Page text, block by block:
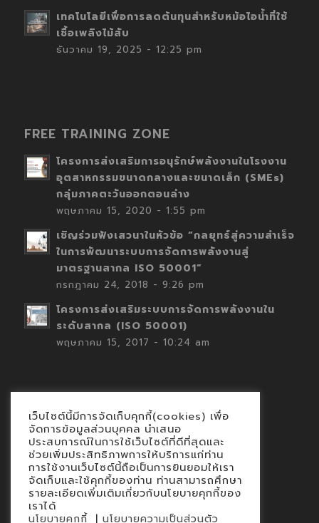
เทคโนโลยีเพื่อการลดต้นทุนสำหรับหม้อไอน้ำที่ใช้
เชื้อเพลิงไม้สับ
ธันวาคม 19, 2025 - 12:25 pm
FREE TRAINING ZONE
โครงการส่งเสริมการอนุรักษ์พลังงานในโรงงาน
อุตสาหกรรมขนาดกลางและขนาดเล็ก (SMEs)
กลุ่มภาคตะวันออกตอนล่าง
พฤษภาคม 15, 2020 - 1:55 pm
เชิญร่วมฟังเสวนาในหัวข้อ “กลยุทธ์สู่ความสำเร็จ
ในการพัฒนาระบบการจัดการพลังงานสู่
มาตรฐานสากล ISO 50001”
กรกฎาคม 24, 2018 - 9:26 pm
โครงการส่งเสริมระบบการจัดการพลังงานใน
ระดับสากล (ISO 50001)
พฤษภาคม 15, 2017 - 10:24 am
Contact
นโยบายคุกกี้
นโยบายข้อมูลส่วนบุคคล
เว็บไซต์นี้มีการจัดเก็บคุกกี้(cookies) เพื่อ
จัดการข้อมูลส่วนบุคคล นำเสนอ
ประสบการณ์ในการใช้เว็บไซต์ที่ดีที่สุดและ
ช่วยเพิ่มประสิทธิภาพการให้บริการแก่ท่าน
การใช้งานเว็บไซต์นี้ถือเป็นการยินยอมให้เรา
จัดเก็บและใช้คุกกี้ของท่าน ท่านสามารถศึกษา
รายละเอียดเพิ่มเติมเกี่ยวกับนโยบายคุกกี้ของ
เราได้
นโยบายคุกกี้ | นโยบายความเป็นส่วนตัว